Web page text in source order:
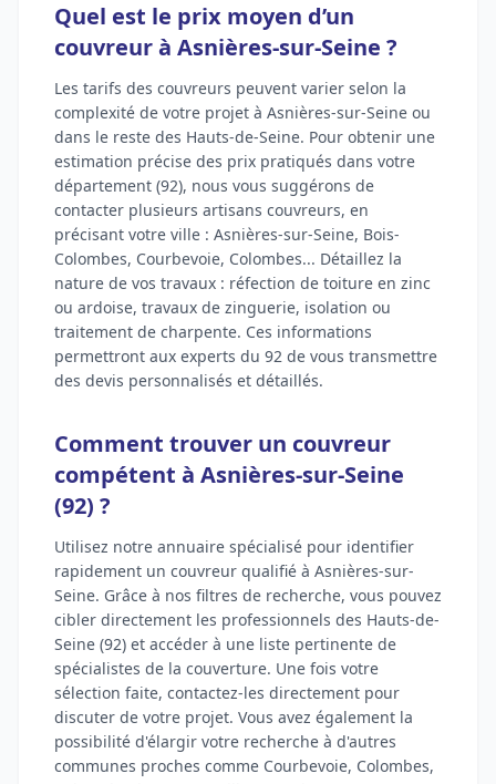
Quel est le prix moyen d’un
couvreur à Asnières-sur-Seine ?
Les tarifs des couvreurs peuvent varier selon la
complexité de votre projet à Asnières-sur-Seine ou
dans le reste des Hauts-de-Seine. Pour obtenir une
estimation précise des prix pratiqués dans votre
département (92), nous vous suggérons de
contacter plusieurs artisans couvreurs, en
précisant votre ville : Asnières-sur-Seine, Bois-
Colombes, Courbevoie, Colombes... Détaillez la
nature de vos travaux : réfection de toiture en zinc
ou ardoise, travaux de zinguerie, isolation ou
traitement de charpente. Ces informations
permettront aux experts du 92 de vous transmettre
des devis personnalisés et détaillés.
Comment trouver un couvreur
compétent à Asnières-sur-Seine
(92) ?
Utilisez notre annuaire spécialisé pour identifier
rapidement un couvreur qualifié à Asnières-sur-
Seine. Grâce à nos filtres de recherche, vous pouvez
cibler directement les professionnels des Hauts-de-
Seine (92) et accéder à une liste pertinente de
spécialistes de la couverture. Une fois votre
sélection faite, contactez-les directement pour
discuter de votre projet. Vous avez également la
possibilité d'élargir votre recherche à d'autres
communes proches comme Courbevoie, Colombes,